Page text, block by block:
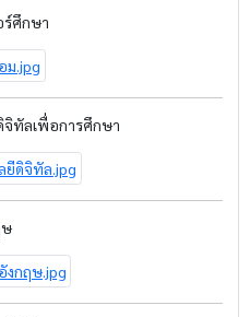
ร์ศึกษา
จิทัลเพื่อการศึกษา